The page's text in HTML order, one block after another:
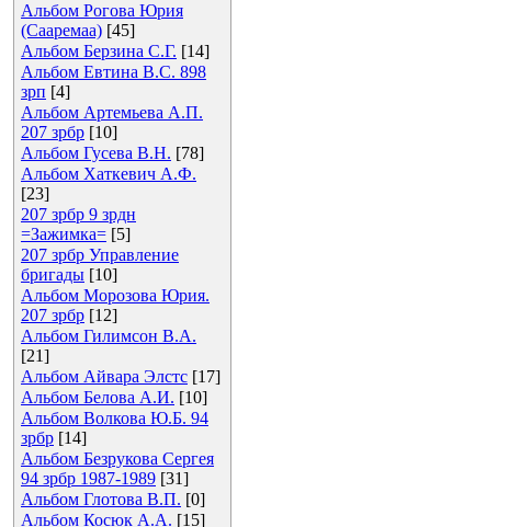
Альбом Рогова Юрия
(Сааремаа) [45]
Альбом Берзина С.Г. [14]
Альбом Евтина В.С. 898
зрп [4]
Альбом Артемьева А.П.
207 зрбр [10]
Альбом Гусева В.Н. [78]
Альбом Хаткевич А.Ф.
[23]
207 зрбр 9 зрдн
=Зажимка= [5]
207 зрбр Управление
бригады [10]
Альбом Морозова Юрия.
207 зрбр [12]
Альбом Гилимсон В.А.
[21]
Альбом Айвара Элстс [17]
Альбом Белова А.И. [10]
Альбом Волкова Ю.Б. 94
зрбр [14]
Альбом Безрукова Сергея
94 зрбр 1987-1989 [31]
Альбом Глотова В.П. [0]
Альбом Косюк А.А. [15]